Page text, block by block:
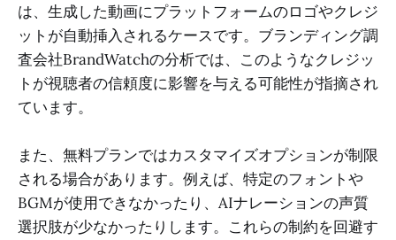
は、生成した動画にプラットフォームのロゴやクレジ
ットが自動挿入されるケースです。ブランディング調
査会社BrandWatchの分析では、このようなクレジッ
トが視聴者の信頼度に影響を与える可能性が指摘され
ています。
また、無料プランではカスタマイズオプションが制限
される場合があります。例えば、特定のフォントや
BGMが使用できなかったり、AIナレーションの声質
選択肢が少なかったりします。これらの制約を回避す